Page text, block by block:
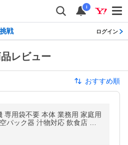
i
戦 ログイン
レビュー
おすすめ順
専用袋不要 本体 業務用 家庭用
パック器 汁物対応 飲食店 介
LEHIAR5000BK 送料無料